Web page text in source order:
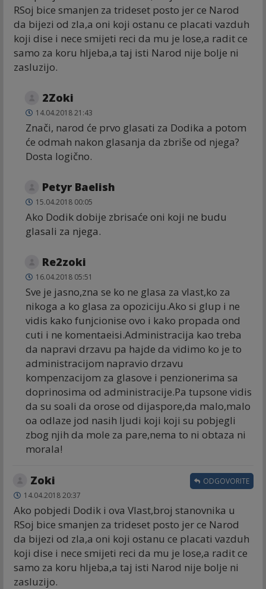
RSoj bice smanjen za trideset posto jer ce Narod
da bijezi od zla,a oni koji ostanu ce placati vazduh
koji dise i nece smijeti reci da mu je lose,a radit ce
samo za koru hljeba,a taj isti Narod nije bolje ni
zasluzijo.
2Zoki
14.04.2018 21:43
Znači, narod će prvo glasati za Dodika a potom
će odmah nakon glasanja da zbriše od njega?
Dosta logično.
Petyr Baelish
15.04.2018 00:05
Ako Dodik dobije zbrisaće oni koji ne budu
glasali za njega.
Re2zoki
16.04.2018 05:51
Sve je jasno,zna se ko ne glasa za vlast,ko za
nikoga a ko glasa za opoziciju.Ako si glup i ne
vidis kako funjcionise ovo i kako propada ond
cuti i ne komentaeisi.Administracija kao treba
da napravi drzavu pa hajde da vidimo ko je to
administracijom napravio drzavu
kompenzacijom za glasove i penzionerima sa
doprinosima od administracije.Pa tupsone vidis
da su soali da orose od dijaspore,da malo,malo
oa odlaze jod nasih ljudi koji koji su pobjegli
zbog njih da mole za pare,nema to ni obtaza ni
morala!
Zoki
14.04.2018 20:37
Ako pobjedi Dodik i ova Vlast,broj stanovnika u
RSoj bice smanjen za trideset posto jer ce Narod
da bijezi od zla,a oni koji ostanu ce placati vazduh
koji dise i nece smijeti reci da mu je lose,a radit ce
samo za koru hljeba,a taj isti Narod nije bolje ni
zasluzijo.
ODGOVORITE